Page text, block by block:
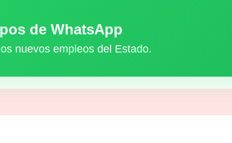
de WhatsApp
nuevos empleos del Estado.